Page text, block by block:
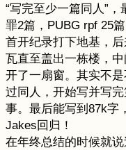
“写完至少一篇同人”
罪2篇，PUBG rpf 25
首开纪录打下地基，
瓦直至盖出一栋楼，
开了一扇窗。其实不
过同人，开始写并写
事。最后能写到87k字
Jakes回归！
在年终总结的时候就